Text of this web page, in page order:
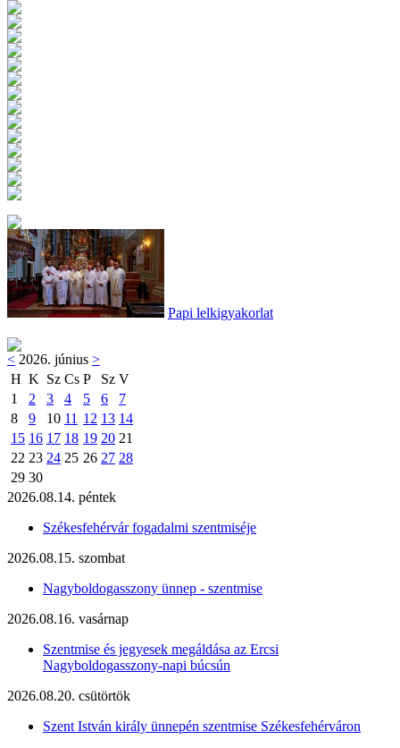
Papi lelkigyakorlat
< 2026. június >
H K Sz Cs P Sz V
1
2 3 4 5 6
7
8
9 10 11 12 13 14
15 16 17 18 19 20 21
22 23 24 25 26 27 28
29 30
2026.08.14. péntek
Székesfehérvár fogadalmi szentmiséje
2026.08.15. szombat
Nagyboldogasszony ünnep - szentmise
2026.08.16. vasárnap
Szentmise és jegyesek megáldása az Ercsi
Nagyboldogasszony-napi búcsún
2026.08.20. csütörtök
Szent István király ünnepén szentmise Székesfehérváron